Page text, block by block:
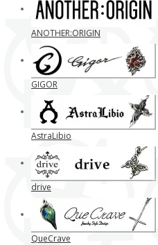
ANOTHER:ORIGIN
GIGOR
AstraLibio
drive
QueCrave